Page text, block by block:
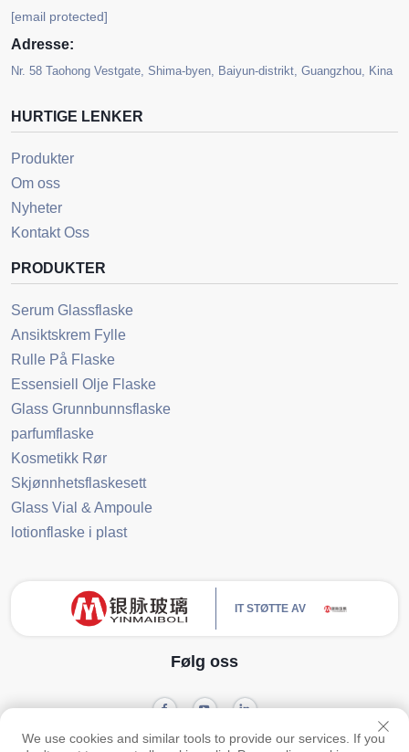
[email protected]
Adresse:
Nr. 58 Taohong Vestgate, Shima-byen, Baiyun-distrikt, Guangzhou, Kina
HURTIGE LENKER
Produkter
Om oss
Nyheter
Kontakt Oss
PRODUKTER
Serum Glassflaske
Ansiktskrem Fylle
Rulle På Flaske
Essensiell Olje Flaske
Glass Grunnbunnsflaske
parfumflaske
Kosmetikk Rør
Skjønnhetsflaskesett
Glass Vial & Ampoule
lotionflaske i plast
IT STØTTE AV
Følg oss
Opphavsrett © Guangzhou Yinmai Glass Products Co., Ltd Alle retter reservert
We use cookies and similar tools to provide our services. If you